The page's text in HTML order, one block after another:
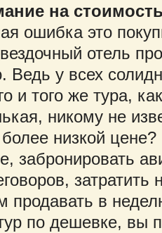
на
ошибка это
отель
Ведь у всех
и того же тура,
никому не
низкой
забронировать
продавать в
по дешевке, вы